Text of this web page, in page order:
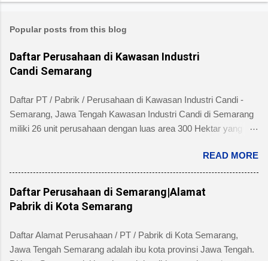
Popular posts from this blog
Daftar Perusahaan di Kawasan Industri
Candi Semarang
Daftar PT / Pabrik / Perusahaan di Kawasan Industri Candi -
Semarang, Jawa Tengah Kawasan Industri Candi di Semarang
miliki 26 unit perusahaan dengan luas area 300 Hektar yang
Kecamatan Ngaliyan dan memiliki fasilitas tanah yang siap
dibangun , jalan 20 s/d 30 meter, green belt, listrik , telepon , air,
security service dan memiliki kemudahan atau keuntungan
bebas banjir dan ideal untuk industri menengah dan besar untuk
alamat pengelola berada di Jl. Tambakaji II No. 7 Semarang
Perusahaan di Kawasan Industri Candi Semarang disertai
READ MORE
Daftar Perusahaan di Semarang|Alamat
Pabrik di Kota Semarang
Daftar Alamat Perusahaan / PT / Pabrik di Kota Semarang,
Jawa Tengah Semarang adalah ibu kota provinsi Jawa Tengah.